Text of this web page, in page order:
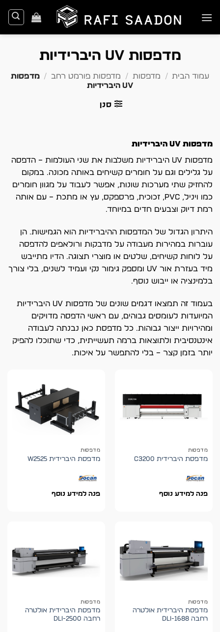
to
מדפסות UV היברידיות
עמוד הבית / מדפסות / מדפסות פורמט רחב / מדפסות
UV היברידיות
סנן
מדפסות UV היברידיות
מדפסות UV היברידיות משלבות את שני העולמות – הדפסה
על גלילים וגם על חומרים קשיחים באותה מכונה. במקום
להחזיק שתי מערכות שונות, אפשר לעבוד על מגוון חומרים
כמו ויניל, PVC, זכוכית, פרספקס, עץ או מתכת – עם אותה
רמת דיוק וצבעים חדים במיוחד.
היתרון הגדול של המדפסות ההיברידיות הוא הגמישות. הן
עוברות במהירות מעבודה על מדבקות ורולאפים להדפסה
על לוחות קשיחים, שלטים או מוצרי תצוגה. הדיו מתייבש
מיד בעזרת אור UV ומספק גימור נקי ועמיד לשנים, בלי צורך
בלמינציה או ייבוש נוסף.
בעמוד זה תמצאו דגמים שונים של מדפסות UV היברידיות
המיועדות לעומסים גבוהים, עם ראשי הדפסה מדויקים
ומהירויות ייצור גבוהות. כל מדפסת כאן נבנתה לעבודה
אינטנסיבית ולתוצאות ברמה תעשייתית, כדי שתוכלו להפיק
יותר בזמן קצר – בלי להתפשר על איכות.
מדפסות
מדפסת היברידית C3200
פנה למידע נוסף
מדפסות
מדפסת היברידית W2525
פנה למידע נוסף
מדפסות
מדפסת היברידית אולטרה
רחבה DLI-1688
מדפסות
מדפסת היברידית אולטרה
רחבה DLI-2500